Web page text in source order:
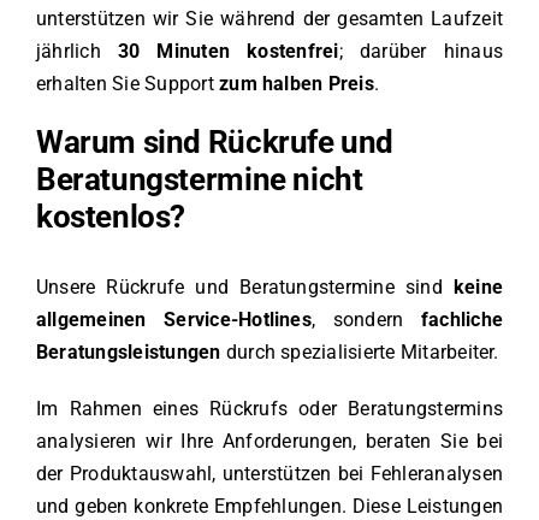
unterstützen wir Sie während der gesamten Laufzeit
jährlich 30 Minuten kostenfrei; darüber hinaus
erhalten Sie Supportzum halben Preis.
Warum sind Rückrufe und
Beratungstermine nicht
kostenlos?
Unsere Rückrufe und Beratungstermine sind keine
allgemeinen Service-Hotlines, sondern fachliche
Beratungsleistungen durch spezialisierte Mitarbeiter.
Im Rahmen eines Rückrufs oder Beratungstermins
analysieren wir Ihre Anforderungen, beraten Sie bei
der Produktauswahl, unterstützen bei Fehleranalysen
und geben konkrete Empfehlungen. Diese Leistungen